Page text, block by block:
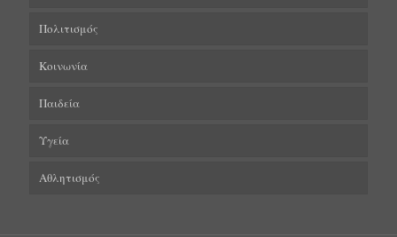
Πολιτισμός
Κοινωνία
Παιδεία
Υγεία
Αθλητισμός